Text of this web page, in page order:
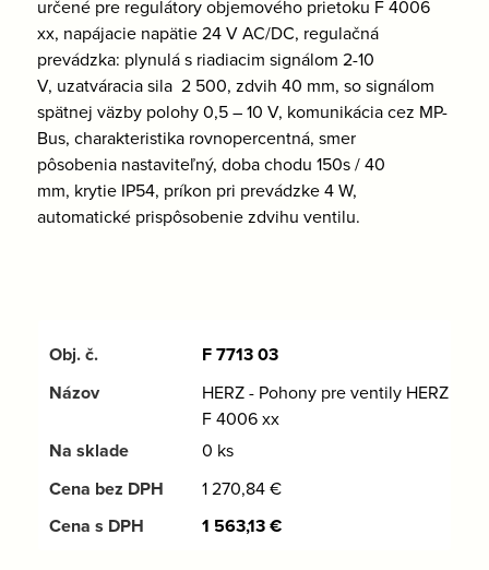
určené pre regulátory objemového prietoku F 4006
xx, napájacie napätie 24 V AC/DC, regulačná
prevádzka: plynulá s riadiacim signálom 2-10
V, uzatváracia sila 2 500, zdvih 40 mm, so signálom
spätnej väzby polohy 0,5 – 10 V, komunikácia cez MP-
Bus, charakteristika rovnopercentná, smer
pôsobenia nastaviteľný, doba chodu 150s / 40
mm, krytie IP54, príkon pri prevádzke 4 W,
automatické prispôsobenie zdvihu ventilu.
F 7713 03
HERZ - Pohony pre ventily HERZ
F 4006 xx
0 ks
1 270,84€
1 563,13€